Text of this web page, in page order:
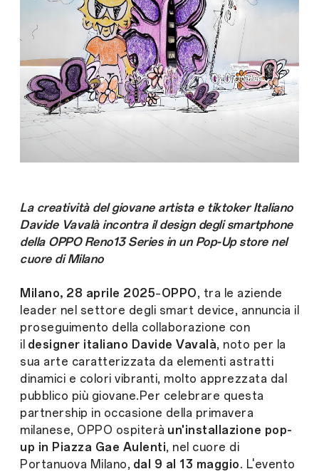
La creatività del giovane artista e tiktoker Italiano
Davide Vavalà incontra il design degli smartphone
della OPPO Reno13 Series in un Pop-Up store nel
cuore di Milano
Milano, 28 aprile 2025–OPPO, tra le aziende
leader nel settore degli smart device, annuncia il
proseguimento della collaborazione con
il designer italiano Davide Vavalà, noto per la
sua arte caratterizzata da elementi astratti
dinamici e colori vibranti, molto apprezzata dal
pubblico più giovane.Per celebrare questa
partnership in occasione della primavera
milanese, OPPO ospiterà un'installazione pop-
up in Piazza Gae Aulenti, nel cuore di
Portanuova Milano, dal 9 al 13 maggio. L'evento